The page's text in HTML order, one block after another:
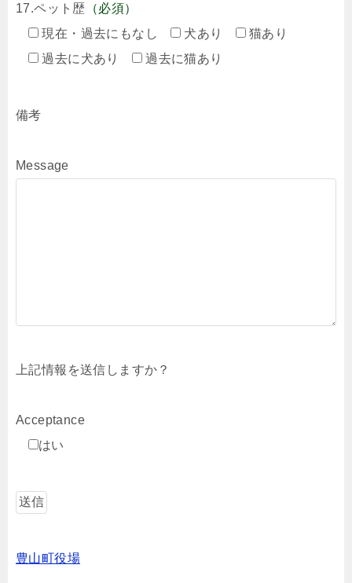
17.ペット歴 （必須）
現在・過去にもなし
犬あり
猫あり
過去に犬あり
過去に猫あり
備考
Message
上記情報を送信しますか？
Acceptance
はい
豊山町役場